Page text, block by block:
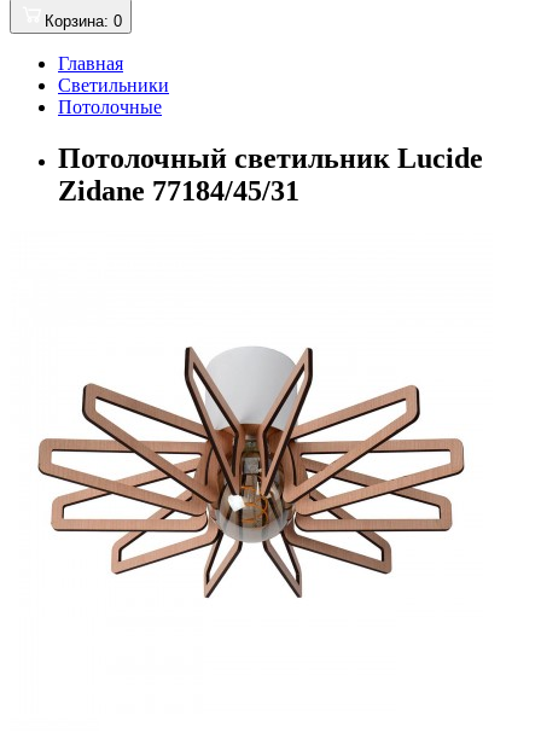
Корзина: 0
Главная
Светильники
Потолочные
Потолочный светильник Lucide
Zidane 77184/45/31